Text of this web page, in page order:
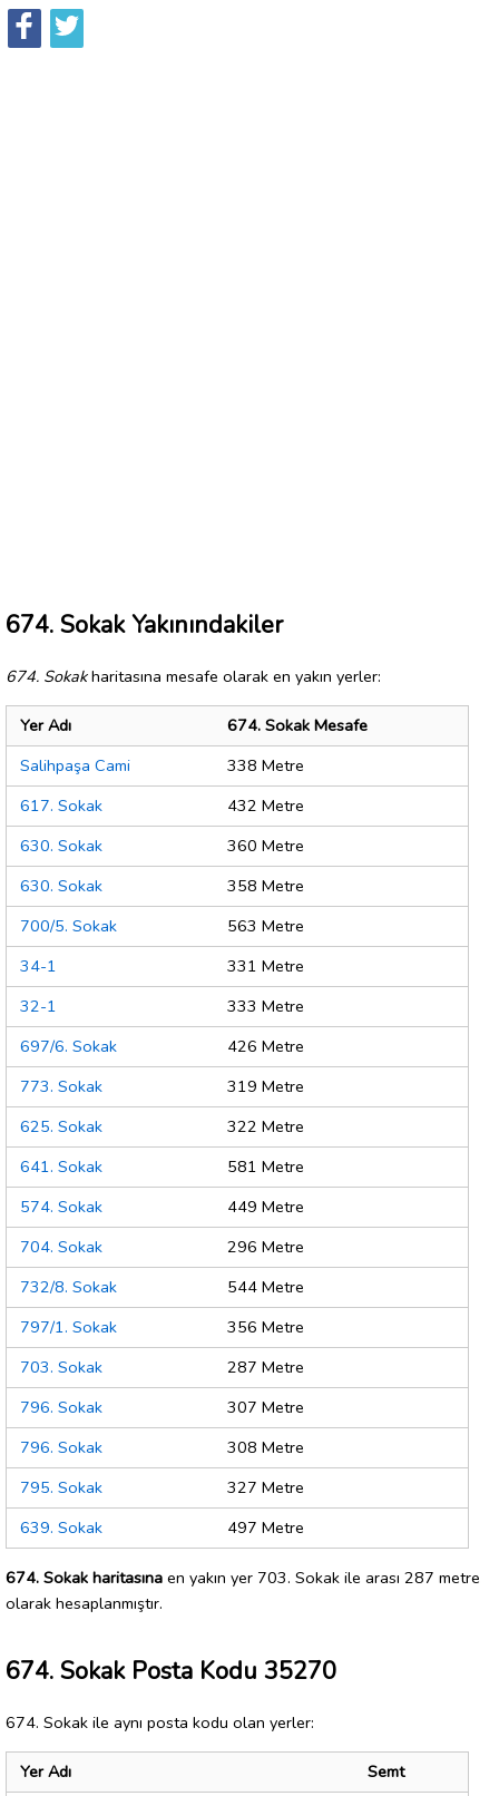
674. Sokak Yakınındakiler
674. Sokakharitasına mesafe olarak en yakın yerler:
Yer Adı
674. Sokak Mesafe
Salihpaşa Cami
338 Metre
617. Sokak
432 Metre
630. Sokak
360 Metre
630. Sokak
358 Metre
700/5. Sokak
563 Metre
34-1
331 Metre
32-1
333 Metre
697/6. Sokak
426 Metre
773. Sokak
319 Metre
625. Sokak
322 Metre
641. Sokak
581 Metre
574. Sokak
449 Metre
704. Sokak
296 Metre
732/8. Sokak
544 Metre
797/1. Sokak
356 Metre
703. Sokak
287 Metre
796. Sokak
307 Metre
796. Sokak
308 Metre
795. Sokak
327 Metre
639. Sokak
497 Metre
674. Sokak haritasına en yakın yer 703. Sokak ile arası 287 metre
olarak hesaplanmıştır.
674. Sokak Posta Kodu 35270
674. Sokak ile aynı posta kodu olan yerler:
Yer Adı
Semt